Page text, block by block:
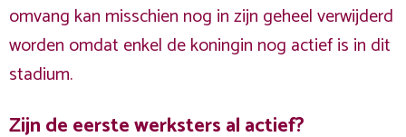
omvang kan misschien nog in zijn geheel verwijderd
worden omdat enkel de koningin nog actief is in dit
stadium.
Zijn de eerste werksters al actief?